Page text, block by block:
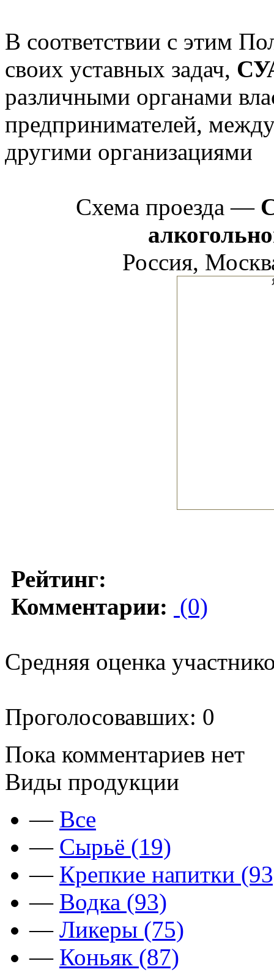
В соответствии с этим
своих уставных задач,
различными органами
предпринимателей,
другими организациями
Схема проезда —
Россия,
Рейтинг:
Комментарии: (0)
Средняя оценка
Проголосовавших: 0
Пока комментариев нет
Виды продукции
— Все
— Сырьё (19)
— Крепкие напитки
— Водка (93)
— Ликеры (75)
— Коньяк (87)